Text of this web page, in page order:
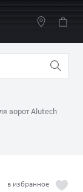
ворот Alutech